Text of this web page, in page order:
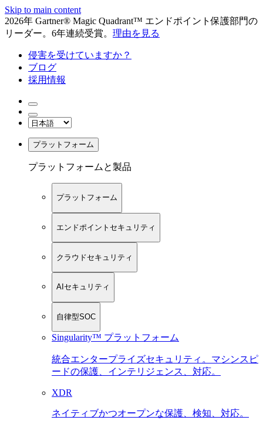
Skip to main content
2026年 Gartner® Magic Quadrant™ エンドポイント保護部門の
リーダー。6年連続受賞。 理由を見る
侵害を受けていますか？
ブログ
採用情報
プラットフォーム
プラットフォームと製品
プラットフォーム
エンドポイントセキュリティ
クラウドセキュリティ
AIセキュリティ
自律型SOC
Singularity™ プラットフォーム
統合エンタープライズセキュリティ。マシンスピ
ードの保護、インテリジェンス、対応。
XDR
ネイティブかつオープンな保護、検知、対応。